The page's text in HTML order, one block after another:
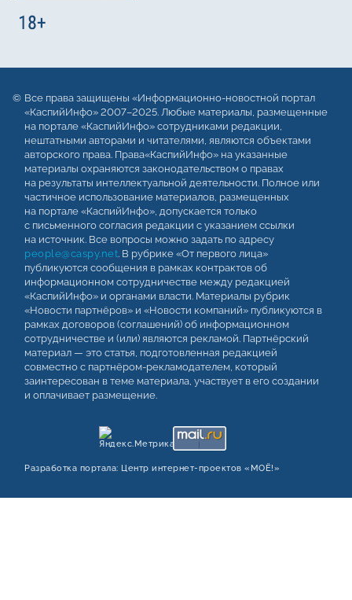
Все права защищены «Информационно-новостной портал
«КаспийИнфо» 2007–2025. Любые материалы, размещенные
на портале «КаспийИнфо» сотрудниками редакции,
нештатными авторами и читателями, являются объектами
авторского права. Права«КаспийИнфо» на указанные
материалы охраняются законодательством о правах
на результаты интеллектуальной деятельности. Полное или
частичное использование материалов, размещенных
на портале «КаспийИнфо», допускается только
с письменного согласия редакции с указанием ссылки
на источник. Все вопросы можно задать по адресу
people@caspy.net. В рубрике «От первого лица»
публикуются сообщения в рамках контрактов об
информационном сотрудничестве между редакцией
«КаспийИнфо» и органами власти. Материалы рубрик
«Новости партнёров» и «Новости компаний» публикуются в
рамках договоров (соглашений) об информационном
сотрудничестве и (или) являются рекламой. Партнёрский
материал — это статья, подготовленная редакцией
совместно с партнёром-рекламодателем, который
заинтересован в теме материала, участвует в его создании
и оплачивает размещение.
Разработка портала: Центр интернет‑проектов «МОЁ!»